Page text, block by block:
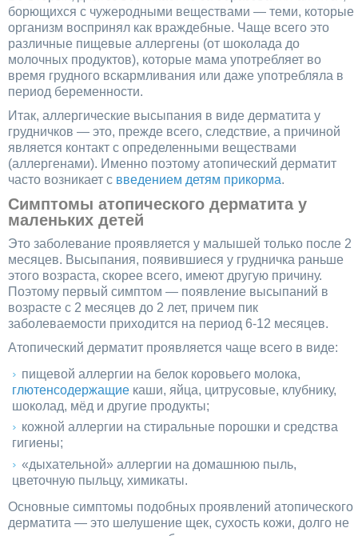
борющихся с чужеродными веществами — теми, которые
организм воспринял как враждебные. Чаще всего это
различные пищевые аллергены (от шоколада до
молочных продуктов), которые мама употребляет во
время грудного вскармливания или даже употребляла в
период беременности.
Итак, аллергические высыпания в виде дерматита у
грудничков — это, прежде всего, следствие, а причиной
является контакт с определенными веществами
(аллергенами). Именно поэтому атопический дерматит
часто возникает с введением детям прикорма.
Симптомы атопического дерматита у
маленьких детей
Это заболевание проявляется у малышей только после 2
месяцев. Высыпания, появившиеся у грудничка раньше
этого возраста, скорее всего, имеют другую причину.
Поэтому первый симптом — появление высыпаний в
возрасте с 2 месяцев до 2 лет, причем пик
заболеваемости приходится на период 6-12 месяцев.
Атопический дерматит проявляется чаще всего в виде:
пищевой аллергии на белок коровьего молока,
глютенсодержащиекаши, яйца, цитрусовые, клубнику,
шоколад, мёд и другие продукты;
кожной аллергии на стиральные порошки и средства
гигиены;
«дыхательной» аллергии на домашнюю пыль,
цветочную пыльцу, химикаты.
Основные симптомы подобных проявлений атопического
дерматита — это шелушение щек, сухость кожи, долго не